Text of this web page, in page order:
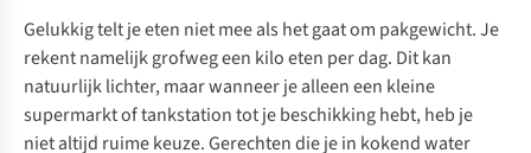
Gelukkig telt je eten niet mee als het gaat om pakgewicht. Je
rekent namelijk grofweg een kilo eten per dag. Dit kan
natuurlijk lichter, maar wanneer je alleen een kleine
supermarkt of tankstation tot je beschikking hebt, heb je
niet altijd ruime keuze. Gerechten die je in kokend water